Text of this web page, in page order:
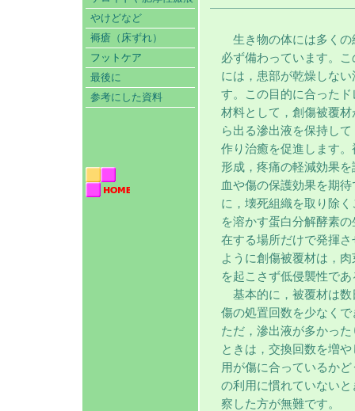
やけどなど
褥瘡（床ずれ）
フットケア
最後に
参考にした資料
生き物の体には多くの
必ず備わっています。
には，患部が乾燥しな
す。この目的に合った
材料として，創傷被覆
ら出る滲出液を保持し
作り治癒を促進します
形成，疼痛の軽減効果
血や傷の保護効果を期
に，壊死組織を取り除
を溶かす蛋白分解酵素
在する場所だけで発揮
ように創傷被覆材は，
を起こさず低侵襲性で
基本的に，被覆材は
傷の処置回数を少なく
ただ，滲出液が多かっ
ときは，交換回数を増
用が傷に合っているか
の利用に慣れていない
察した方が無難です。